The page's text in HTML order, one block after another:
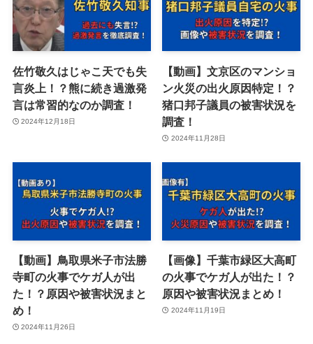
佐竹敬久はじゃこ天でも失
言炎上！？熊に続き過激発
言は常習的なのか調査！
2024年12月18日
【動画】文京区のマンショ
ン火災の出火原因特定！？
猪口邦子議員の被害状況を
調査！
2024年11月28日
【動画】鳥取県米子市法勝
寺町の火事でケガ人が出
た！？原因や被害状況まと
め！
2024年11月26日
【画像】千葉市緑区大高町
の火事でケガ人が出た！？
原因や被害状況まとめ！
2024年11月19日